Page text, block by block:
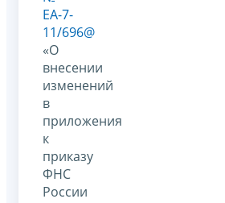
ЕА-7-
11/696@
«О
внесении
изменений
в
приложения
к
приказу
ФНС
России